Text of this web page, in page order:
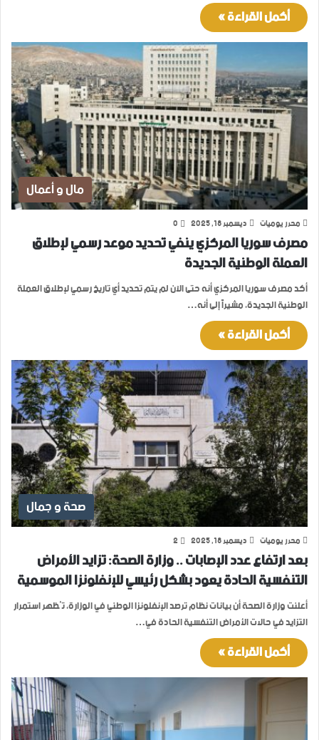
أكمل القراءة »
مال و أعمال
محرر يوميات ديسمبر 18, 2025 0
مصرف سوريا المركزي ينفي تحديد موعد رسمي لإطلاق
العملة الوطنية الجديدة
أكد مصرف سوريا المركزي أنه حتى الآن لم يتم تحديد أي تاريخ رسمي لإطلاق العملة
الوطنية الجديدة، مشيراً إلى أنه…
أكمل القراءة »
صحة و جمال
محرر يوميات ديسمبر 18, 2025 2
بعد ارتفاع عدد الإصابات .. وزارة الصحة: تزايد الأمراض
التنفسية الحادة يعود بشكل رئيسي للإنفلونزا الموسمية
أعلنت وزارة الصحة أن بيانات نظام ترصد الإنفلونزا الوطني في الوزارة، تُظهر استمرار
التزايد في حالات الأمراض التنفسية الحادة في…
أكمل القراءة »